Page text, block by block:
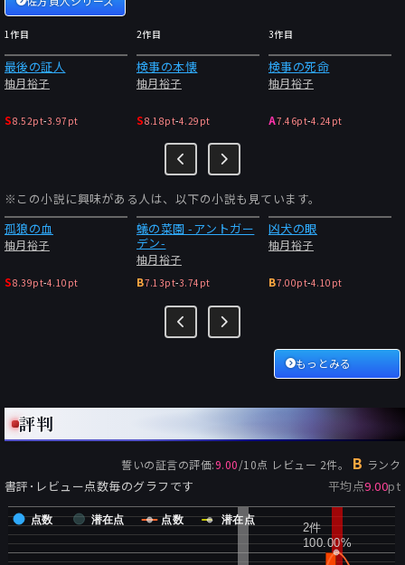
1作目
最後の証人
柚月裕子
S8.52pt-3.97pt
2作目
検事の本懐
柚月裕子
S8.18pt-4.29pt
3作目
検事の死命
柚月裕子
A7.46pt-4.24pt
※この小説に興味がある人は、以下の小説も見ています。
孤狼の血
柚月裕子
S8.39pt-4.10pt
蟻の菜園 -アントガー
デン-
柚月裕子
B7.13pt-3.74pt
凶犬の眼
柚月裕子
B7.00pt-4.10pt
もっとみる
評判
誓いの証言の評価:9.00/10点 レビュー 2件。 B ランク
書評･レビュー点数毎のグラフです 平均点9.00pt
点数 潜在点 点数 潜在点
2件
100.00%